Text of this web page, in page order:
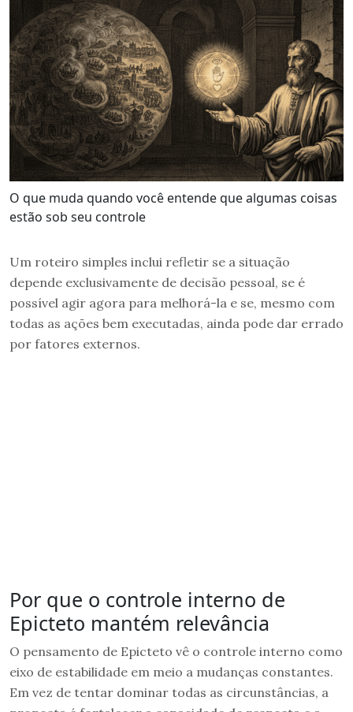
O que muda quando você entende que algumas coisas
estão sob seu controle
Um roteiro simples inclui refletir se a situação
depende exclusivamente de decisão pessoal, se é
possível agir agora para melhorá-la e se, mesmo com
todas as ações bem executadas, ainda pode dar errado
por fatores externos.
Por que o controle interno de
Epicteto mantém relevância
O pensamento de Epicteto vê o controle interno como
eixo de estabilidade em meio a mudanças constantes.
Em vez de tentar dominar todas as circunstâncias, a